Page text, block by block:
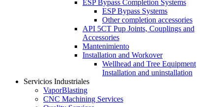
ESP Bypass Completion Systems
ESP Bypass Systems
Other completion accessories
API 5CT Pup Joints, Couplings and
Accessories
Mantenimiento
Installation and Workover
Wellhead and Tree Equipment
Installation and uninstallation
Servicios Industriales
VaporBlasting
CNC Machining Services